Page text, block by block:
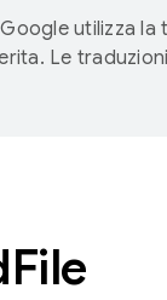
Google utilizza la
Le
File